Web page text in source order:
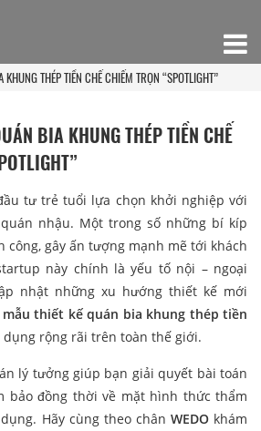
THÉP TIỀN CHẾ CHIẾM TRỌN “SPOTLIGHT”
BIA KHUNG THÉP TIỀN CHẾ
tư trẻ tuổi lựa chọn khởi nghiệp với
nhậu. Một trong số những bí kíp
công, gây ấn tượng mạnh mẽ tới khách
này chính là yếu tố nội – ngoại
nhật những xu hướng thiết kế mới
mẫu thiết kế quán bia khung thép tiền
dụng rộng rãi trên toàn thế giới.
lý tưởng giúp bạn giải quyết bài toán
bảo đồng thời về mặt hình thức thẩm
Hãy cùng theo chân WEDOkhám